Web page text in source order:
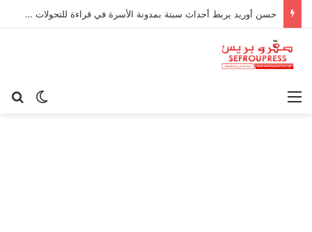
حسن أوريد يربط أحداث سبتة بمدونة الأسرة في قراءة للتحولات الاجتماعية
الوضع القائمة